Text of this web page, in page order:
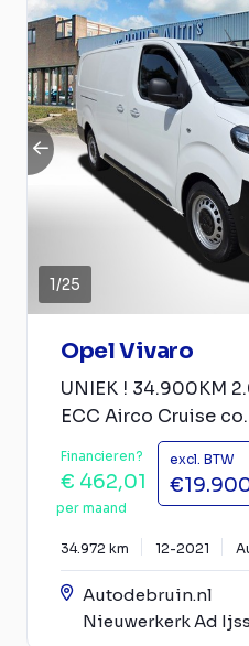
1/25
Opel Vivaro
UNIEK ! 34.900KM
ECC Airco Cruise
Financieren?
€ 462,01
per maand
excl. BTW
34.972 km 12-2021
Autodebruin.nl
Nieuwerkerk Ad